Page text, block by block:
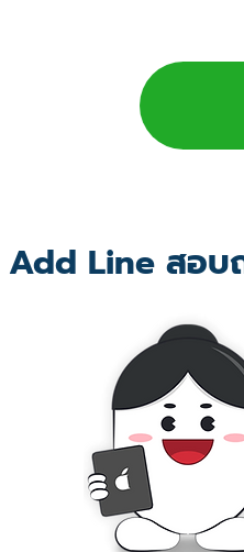
Add Line สอบ